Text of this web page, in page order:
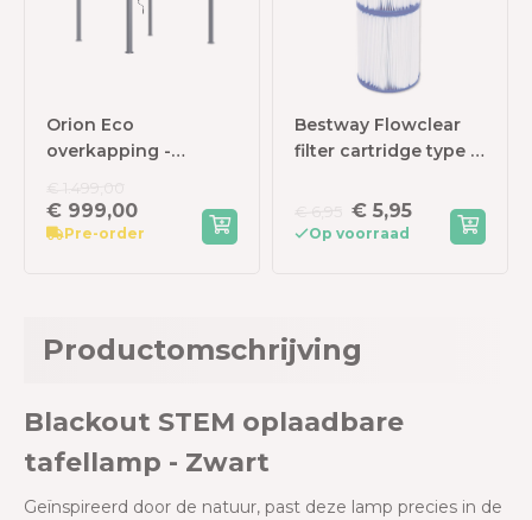
Orion Eco
overkapping -
Antraciet
€ 999,00
Pre-order
Bestway Flowclear
filter cartridge type 2
€ 5,95
Op voorraad
Productomschrijving
Blackout STEM oplaadbare
tafellamp - Zwart
Geïnspireerd door de natuur, past deze lamp precies in de